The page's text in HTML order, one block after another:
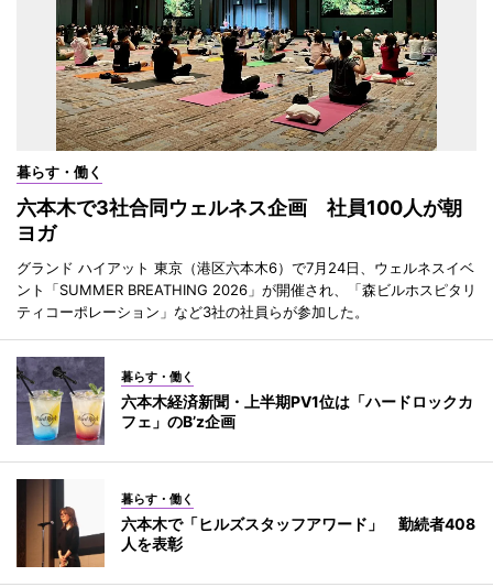
暮らす・働く
六本木で3社合同ウェルネス企画 社員100人が朝
ヨガ
グランド ハイアット 東京（港区六本木6）で7月24日、ウェルネスイベ
ント「SUMMER BREATHING 2026」が開催され、「森ビルホスピタリ
ティコーポレーション」など3社の社員らが参加した。
暮らす・働く
六本木経済新聞・上半期PV1位は「ハードロックカ
フェ」のB’z企画
暮らす・働く
六本木で「ヒルズスタッフアワード」 勤続者408
人を表彰